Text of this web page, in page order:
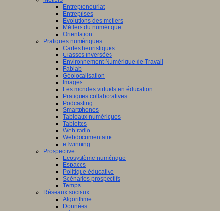
Entrepreneuriat
Entreprises
Evolutions des métiers
Métiers du numérique
Orientation
Pratiques numériques
Cartes heuristiques
Classes inversées
Environnement Numérique de Travail
Fablab
Géolocalisation
Images
Les mondes virtuels en éducation
Pratiques collaboratives
Podcasting
Smartphones
Tableaux numériques
Tablettes
Web radio
Webdocumentaire
eTwinning
Prospective
Ecosystème numérique
Espaces
Politique éducative
Scénarios prospectifs
Temps
Réseaux sociaux
Algorithme
Données